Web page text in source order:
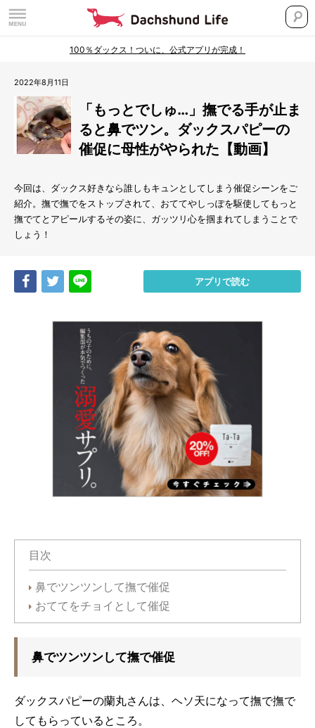
100％ダックス！ついに、公式アプリが完成！
2022年8月11日
「もっとでしゅ…」撫でる手が止ま
ると鼻でツン。ダックスパピーの
催促に母性がやられた【動画】
今回は、ダックス好きなら誰しもキュンとしてしまう催促シーンをご
紹介。撫で撫でをストップされて、おててやしっぽを駆使してもっと
撫でてとアピールするその姿に、ガッツリ心を掴まれてしまうことで
しょう！
Share Tweet アプリで読む
目次
鼻でツンツンして撫で催促
おててをチョイとして催促
鼻でツンツンして撫で催促
ダックスパピーの蘭丸さんは、ヘソ天になって撫で撫で
してもらっているところ。